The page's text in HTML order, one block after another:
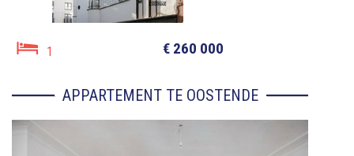
1 € 260 000
APPARTEMENT TE OOSTENDE